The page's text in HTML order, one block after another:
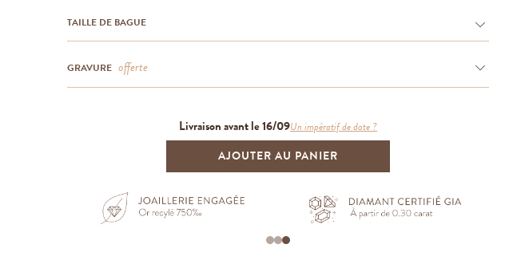
TAILLE DE BAGUE
GRAVURE offerte
Livraison avant le 16/09Un impératif de date ?
AJOUTER AU PANIER